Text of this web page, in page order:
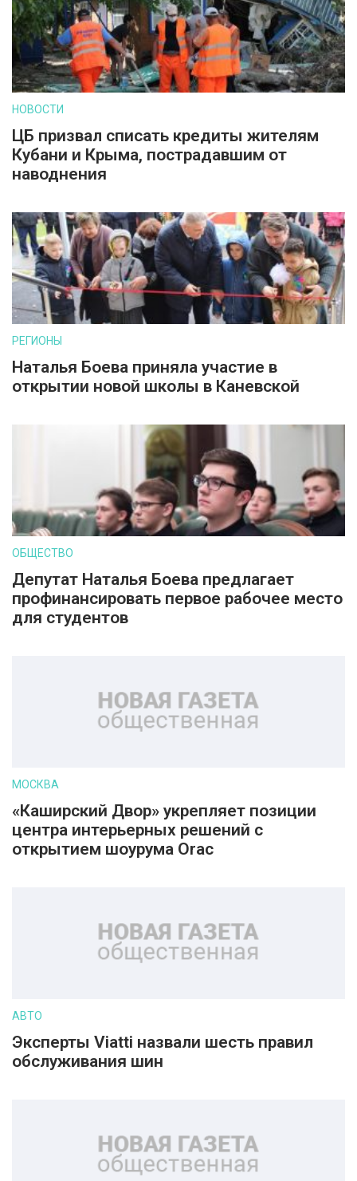
НОВОСТИ
ЦБ призвал списать кредиты жителям
Кубани и Крыма, пострадавшим от
наводнения
РЕГИОНЫ
Наталья Боева приняла участие в
открытии новой школы в Каневской
ОБЩЕСТВО
Депутат Наталья Боева предлагает
профинансировать первое рабочее место
для студентов
МОСКВА
«Каширский Двор» укрепляет позиции
центра интерьерных решений с
открытием шоурума Orac
АВТО
Эксперты Viatti назвали шесть правил
обслуживания шин